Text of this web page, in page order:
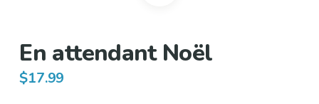
En attendant Noël
$17.99